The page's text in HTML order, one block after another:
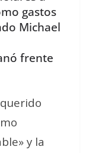
gastos
Michael
frente
y la